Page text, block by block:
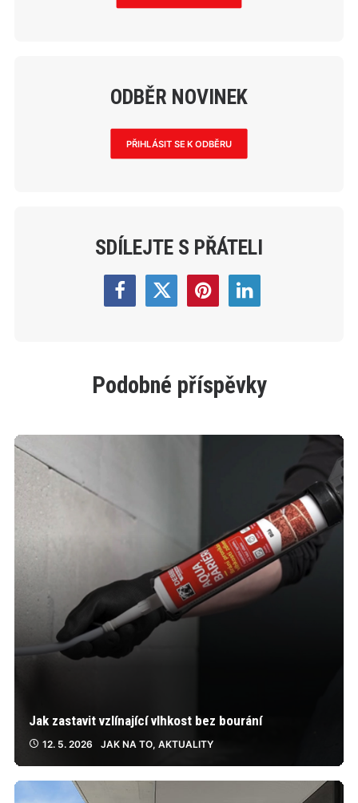
ODBĚR NOVINEK
PŘIHLÁSIT SE K ODBĚRU
SDÍLEJTE S PŘÁTELI
Podobné příspěvky
Jak zastavit vzlínající vlhkost bez bourání
12. 5. 2026 JAK NA TO, AKTUALITY